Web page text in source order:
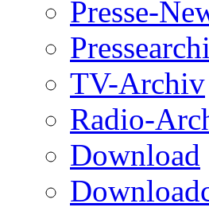
Presse-
TV-Archiv
Radio-
Download